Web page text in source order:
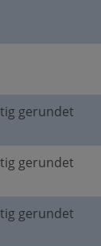
gerundet
gerundet
gerundet